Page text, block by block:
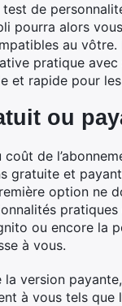
de
pourra alors
au
pratique
et rapide pour
ou
de
gratuite et
option ne
ou encore la
à vous.
la version
à vous tels que